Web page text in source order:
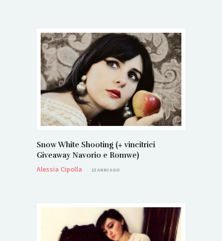
Snow White Shooting (+ vincitrici
Giveaway Navorio e Romwe)
Alessia Cipolla
13 ANNI AGO